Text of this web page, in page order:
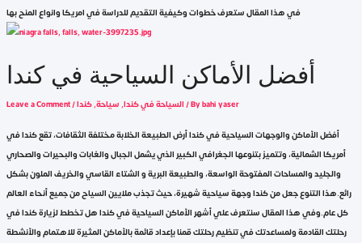
في هذا المقال ستعرف خطوات وكيفية التقديم للدراسة في امريكا وانواع المنح بها
أفضل الأماكن السياحية في كندا
Leave a Comment/ السياحة في كندا,سياحة,كندا / Bybahi yaser
أفضل الأماكن والوجهات السياحية في كندا أرض الطبيعة الخلابة مختلفة الثقافات، تقع كندا في
أمريكا الشمالية، وتتميز بتنوعها الجغرافي الكبير الذي يشمل الجبال والغابات والبحيرات والصحاري
والجليد والمساحات المفتوحة الواسعة، والطبيعة البرية و الشتاء القاسي والخريف الملون بشكل
رائع.هذا التنوع جعل من كندا وجهة سياحية شهيرة، حيث تجذب ملايين السياح من جميع أنحاء العالم
كل عام.وفي هذا المقال سنتعرف علي أشهر الأماكن السياحية في كندا هل تخطط لزيارة كندا في
رحلتك القادمة ولمساعدتك في تنظيم رحلتك قمنا بإعداد قائمة بالأماكن المثيرة للاهتمام والأنشطة